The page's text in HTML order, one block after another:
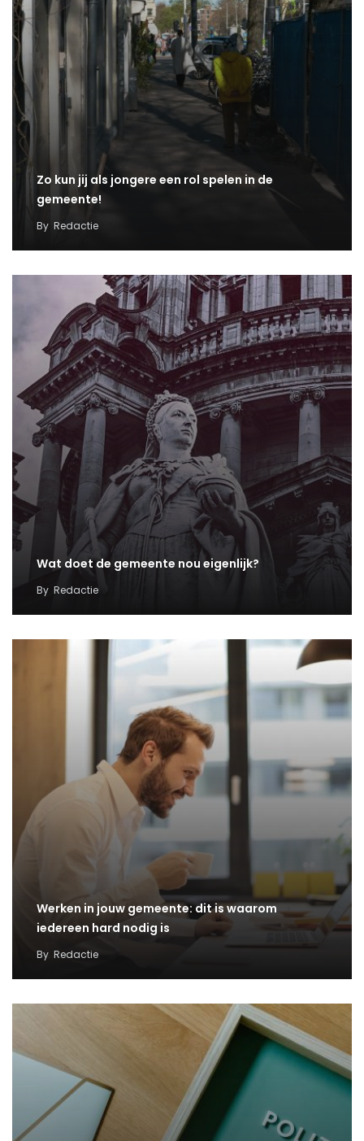
Zo kun jij als jongere een rol spelen in de
gemeente!
By Redactie
Wat doet de gemeente nou eigenlijk?
By Redactie
Werken in jouw gemeente: dit is waarom
iedereen hard nodig is
By Redactie